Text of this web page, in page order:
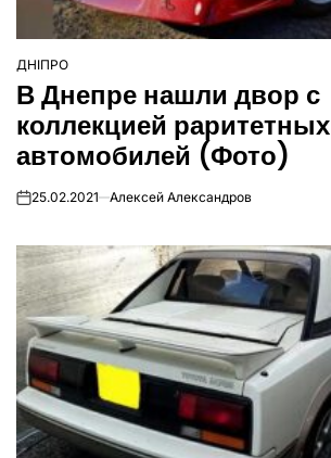
ОПУБЛІКУВАТИ
У
ДНІПРО
В Днепре нашли двор с
коллекцией раритетных
автомобилей (Фото)
on25.02.2021 Алексей Александров